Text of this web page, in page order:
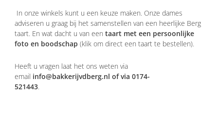
In onze winkels kunt u een keuze maken. Onze dames
adviseren u graag bij het samenstellen van een heerlijke Berg
taart. En wat dacht u van een taart met een persoonlijke
foto en boodschap (klik om direct een taart te bestellen).
Heeft u vragen laat het ons weten via
email info@bakkerijvdberg.nl of via 0174-
521443.